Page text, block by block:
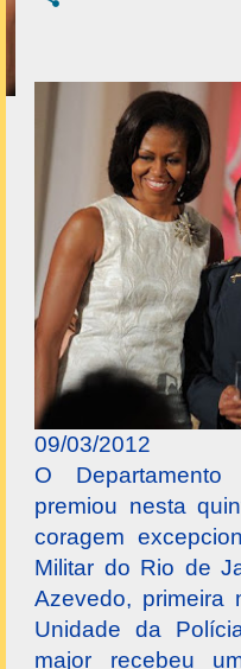
09/03/2012
O
premiou nesta
coragem
Militar do Rio de
Azevedo, primeira
Unidade da
major recebeu